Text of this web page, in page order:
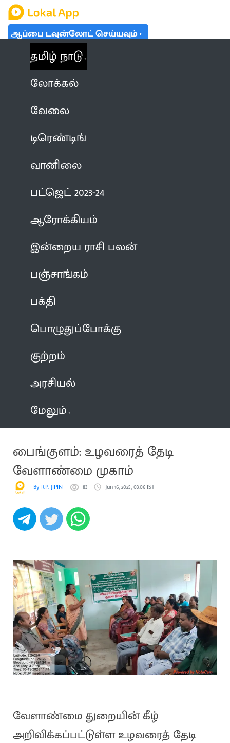
ஆப்பை டவுன்லோட் செய்யவும்
தமிழ் நாடு
லோக்கல்
வேலை
டிரெண்டிங்
வானிலை
பட்ஜெட் 2023-24
ஆரோக்கியம்
இன்றைய ராசி பலன்
பஞ்சாங்கம்
பக்தி
பொழுதுப்போக்கு
குற்றம்
அரசியல்
மேலும்
பைங்குளம்: உழவரைத் தேடி
வேளாண்மை முகாம்
By R.P. JIPIN 83 Jun 16, 2025, 03:06 IST
வேளாண்மை துறையின் கீழ்
அறிவிக்கப்பட்டுள்ள உழவரைத் தேடி